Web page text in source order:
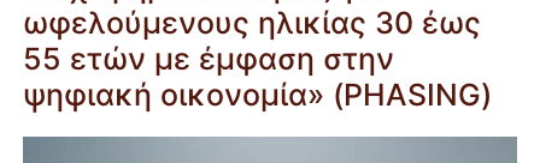
ωφελούμενους ηλικίας 30 έως
55 ετών με έμφαση στην
ψηφιακή οικονομία» (PHASING)